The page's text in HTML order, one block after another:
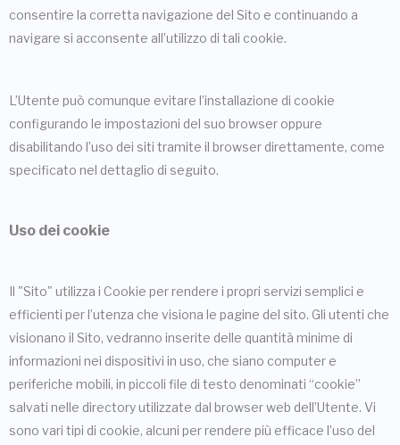
consentire la corretta navigazione del Sito e continuando a
navigare si acconsente all’utilizzo di tali cookie.
L’Utente può comunque evitare l’installazione di cookie
configurando le impostazioni del suo browser oppure
disabilitando l’uso dei siti tramite il browser direttamente, come
specificato nel dettaglio di seguito.
Uso dei cookie
Il "Sito" utilizza i Cookie per rendere i propri servizi semplici e
efficienti per l’utenza che visiona le pagine del sito. Gli utenti che
visionano il Sito, vedranno inserite delle quantità minime di
informazioni nei dispositivi in uso, che siano computer e
periferiche mobili, in piccoli file di testo denominati “cookie”
salvati nelle directory utilizzate dal browser web dell’Utente. Vi
sono vari tipi di cookie, alcuni per rendere più efficace l’uso del